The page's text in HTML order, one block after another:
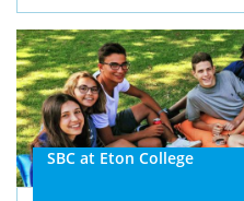
SBC at Eton College